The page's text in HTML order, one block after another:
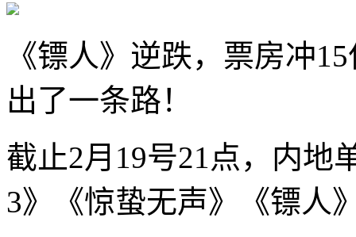
《镖人》逆跌，票房冲
出了一条路！
截止2月19号21点，内地
3》《惊蛰无声》《镖人